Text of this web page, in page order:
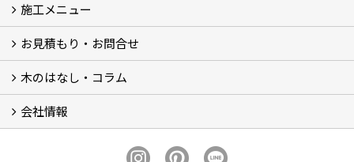
打合せ・施工の流れ
施工メニュー
Garege Deck～ガレージデッキ
Wood Deck～ウッドデッキ・フェンス
Garege Roof～ガレージ屋根・趣味の基地ハウス
Order Exterior～オーダーメイド外構
Order Table～オーダーメイド装飾・テーブル
Resort Style～リゾートスタイルリフォーム
お見積もり・お問合せ
フォームで問い合わせる
LINEで概算見積り
木のはなし・コラム
木のはなし (5)
コラム
会社情報
プライバシーポリシー